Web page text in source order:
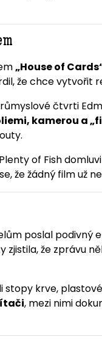
„House of
že chce
čtvrti
kamerou a
of Fish
že žádný film už
poslal podivný
zjistila, že zprávu
krve,
, mezi nimi